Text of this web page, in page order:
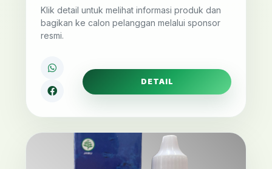
Klik detail untuk melihat informasi produk dan
bagikan ke calon pelanggan melalui sponsor
resmi.
DETAIL